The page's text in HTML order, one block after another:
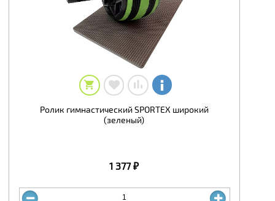
Ролик гимнастический SPORTEX широкий
(зеленый)
1 377 ₽